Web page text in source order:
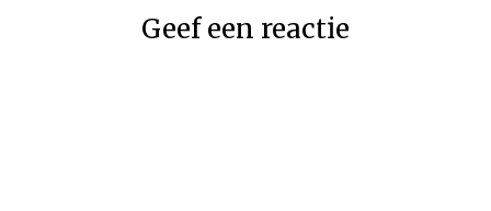
Geef een reactie